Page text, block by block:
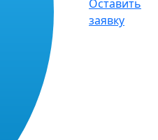
Оставить
заявку